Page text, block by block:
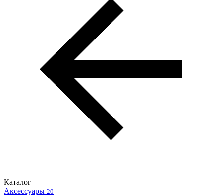
Каталог
Аксессуары 20